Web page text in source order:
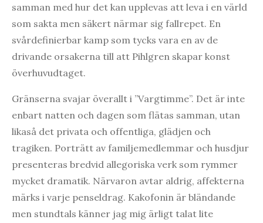
samman med hur det kan upplevas att leva i en värld
som sakta men säkert närmar sig fallrepet. En
svårdefinierbar kamp som tycks vara en av de
drivande orsakerna till att Pihlgren skapar konst
överhuvudtaget.
Gränserna svajar överallt i ”Vargtimme”. Det är inte
enbart natten och dagen som flätas samman, utan
likaså det privata och offentliga, glädjen och
tragiken. Porträtt av familjemedlemmar och husdjur
presenteras bredvid allegoriska verk som rymmer
mycket dramatik. Närvaron avtar aldrig, affekterna
märks i varje penseldrag. Kakofonin är bländande
men stundtals känner jag mig ärligt talat lite